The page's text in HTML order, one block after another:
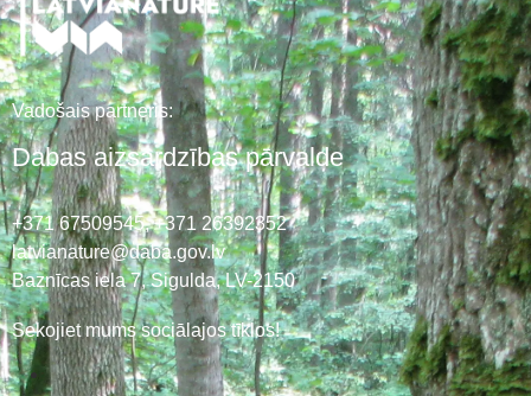
Vadošais partneris:
Dabas aizsardzības pārvalde
+371 67509545,+371 26392352
latvianature@daba.gov.lv
Baznīcas iela 7, Sigulda, LV-2150
Sekojiet mums sociālajos tīklos!